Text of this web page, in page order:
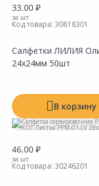
33.00 ₽
за шт
Код товара: 30618301
Салфетки ЛИЛИЯ
24х24мм 50шт
В корзину
46.00 ₽
за шт
Код товара: 30246201